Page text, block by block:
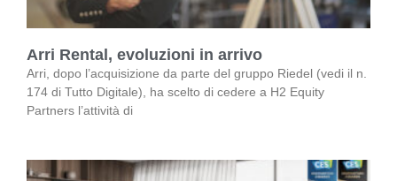
Arri Rental, evoluzioni in arrivo
Arri, dopo l’acquisizione da parte del gruppo Riedel (vedi il n.
174 di Tutto Digitale), ha scelto di cedere a H2 Equity
Partners l’attività di